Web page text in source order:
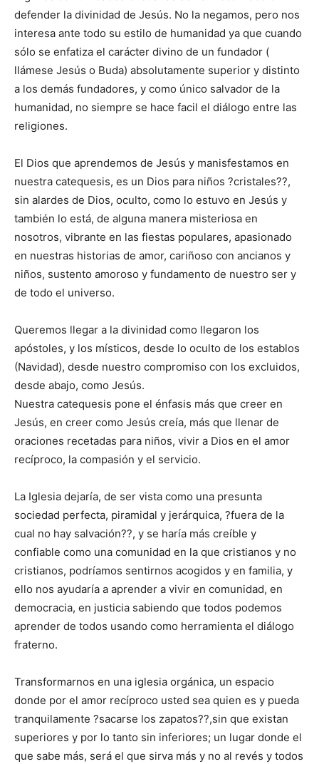
defender la divinidad de Jesús. No la negamos, pero nos
interesa ante todo su estilo de humanidad ya que cuando
sólo se enfatiza el carácter divino de un fundador (
llámese Jesús o Buda) absolutamente superior y distinto
a los demás fundadores, y como único salvador de la
humanidad, no siempre se hace facil el diálogo entre las
religiones.
El Dios que aprendemos de Jesús y manisfestamos en
nuestra catequesis, es un Dios para niños ?cristales??,
sin alardes de Dios, oculto, como lo estuvo en Jesús y
también lo está, de alguna manera misteriosa en
nosotros, vibrante en las fiestas populares, apasionado
en nuestras historias de amor, cariñoso con ancianos y
niños, sustento amoroso y fundamento de nuestro ser y
de todo el universo.
Queremos llegar a la divinidad como llegaron los
apóstoles, y los místicos, desde lo oculto de los establos
(Navidad), desde nuestro compromiso con los excluidos,
desde abajo, como Jesús.
Nuestra catequesis pone el énfasis más que creer en
Jesús, en creer como Jesús creía, más que llenar de
oraciones recetadas para niños, vivir a Dios en el amor
recíproco, la compasión y el servicio.
La Iglesia dejaría, de ser vista como una presunta
sociedad perfecta, piramidal y jerárquica, ?fuera de la
cual no hay salvación??, y se haría más creíble y
confiable como una comunidad en la que cristianos y no
cristianos, podríamos sentirnos acogidos y en familia, y
ello nos ayudaría a aprender a vivir en comunidad, en
democracia, en justicia sabiendo que todos podemos
aprender de todos usando como herramienta el diálogo
fraterno.
Transformarnos en una iglesia orgánica, un espacio
donde por el amor recíproco usted sea quien es y pueda
tranquilamente ?sacarse los zapatos??,sin que existan
superiores y por lo tanto sin inferiores; un lugar donde el
que sabe más, será el que sirva más y no al revés y todos